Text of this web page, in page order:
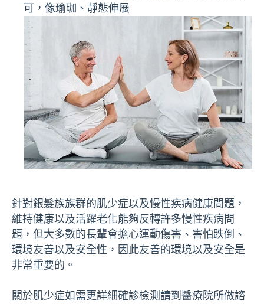
可，像瑜珈、靜態伸展
針對銀髮族族群的肌少症以及慢性疾病健康問題，
維持健康以及活躍老化能夠反轉許多慢性疾病問
題，但大多數的長輩會擔心運動傷害、害怕跌倒、
環境友善以及安全性，因此友善的環境以及安全是
非常重要的。
關於肌少症如需更詳細確診檢測請到醫療院所做諮